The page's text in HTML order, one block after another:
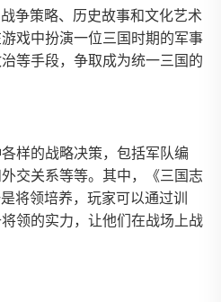
争策略、历史故事和文化艺术
戏中扮演一位三国时期的军事
等手段，争取成为统一三国的
样的战略决策，包括军队编
交关系等等。其中，《三国志
将领培养，玩家可以通过训
领的实力，让他们在战场上战